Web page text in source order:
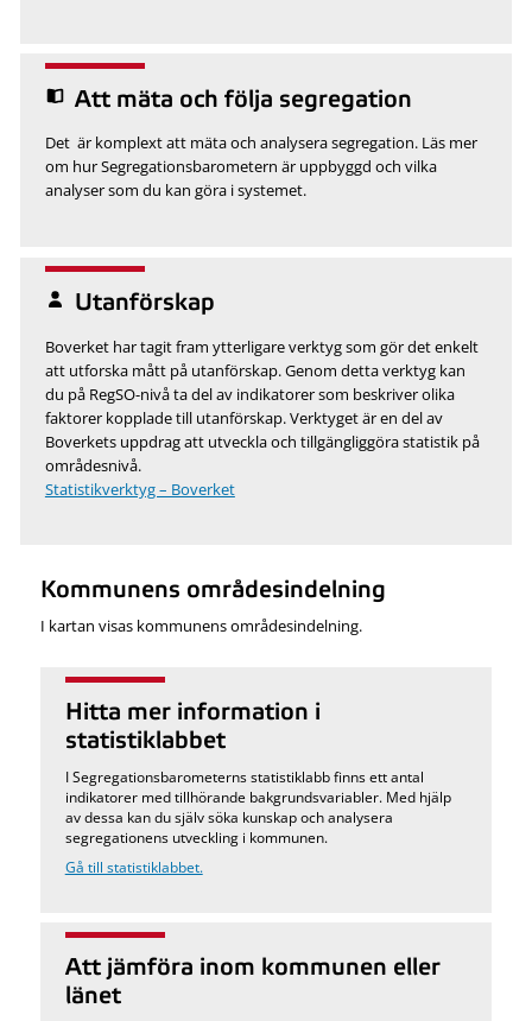
Att mäta och följa segregation
Det är komplext att mäta och analysera segregation. Läs mer
om hur Segregationsbarometern är uppbyggd och vilka
analyser som du kan göra i systemet.
Utanförskap
Boverket har tagit fram ytterligare verktyg som gör det enkelt
att utforska mått på utanförskap. Genom detta verktyg kan
du på RegSO-nivå ta del av indikatorer som beskriver olika
faktorer kopplade till utanförskap. Verktyget är en del av
Boverkets uppdrag att utveckla och tillgängliggöra statistik på
områdesnivå.
Statistikverktyg – Boverket
Kommunens områdesindelning
I kartan visas kommunens områdesindelning.
Hitta mer information i
statistiklabbet
I Segregationsbarometerns statistiklabb finns ett antal
indikatorer med tillhörande bakgrundsvariabler. Med hjälp
av dessa kan du själv söka kunskap och analysera
segregationens utveckling i kommunen.
Gå till statistiklabbet.
Att jämföra inom kommunen eller
länet